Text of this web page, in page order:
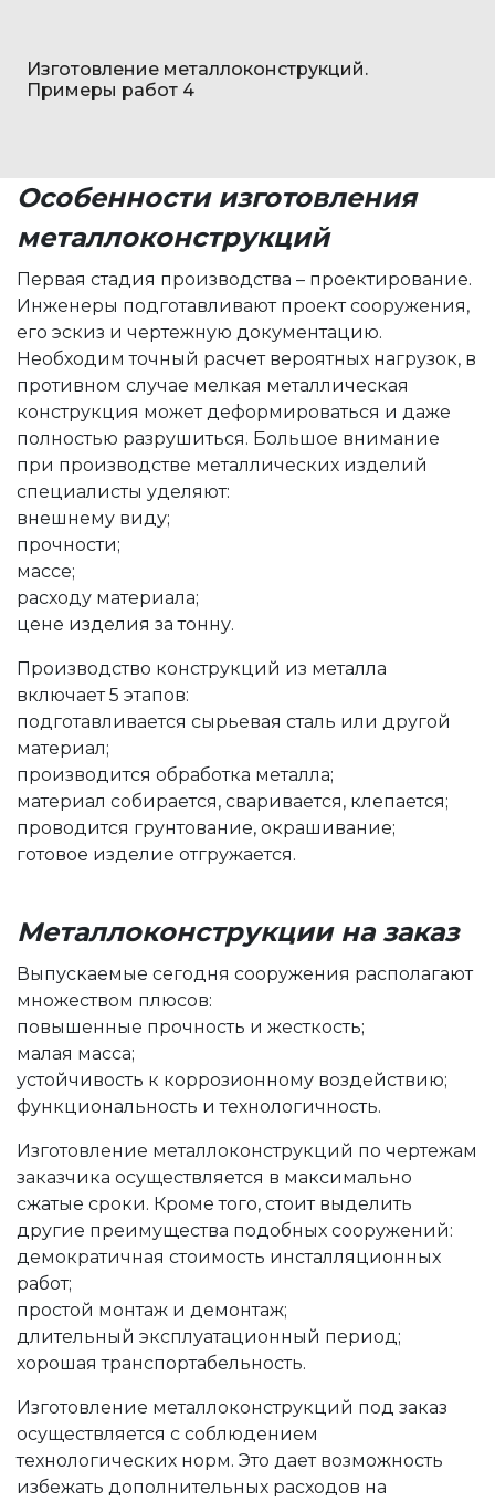
Изготовление металлоконструкций.
Примеры работ 4
Особенности изготовления
металлоконструкций
Первая стадия производства – проектирование.
Инженеры подготавливают проект сооружения,
его эскиз и чертежную документацию.
Необходим точный расчет вероятных нагрузок, в
противном случае мелкая металлическая
конструкция может деформироваться и даже
полностью разрушиться. Большое внимание
при производстве металлических изделий
специалисты уделяют:
внешнему виду;
прочности;
массе;
расходу материала;
цене изделия за тонну.
Производство конструкций из металла
включает 5 этапов:
подготавливается сырьевая сталь или другой
материал;
производится обработка металла;
материал собирается, сваривается, клепается;
проводится грунтование, окрашивание;
готовое изделие отгружается.
Металлоконструкции на заказ
Выпускаемые сегодня сооружения располагают
множеством плюсов:
повышенные прочность и жесткость;
малая масса;
устойчивость к коррозионному воздействию;
функциональность и технологичность.
Изготовление металлоконструкций по чертежам
заказчика осуществляется в максимально
сжатые сроки. Кроме того, стоит выделить
другие преимущества подобных сооружений:
демократичная стоимость инсталляционных
работ;
простой монтаж и демонтаж;
длительный эксплуатационный период;
хорошая транспортабельность.
Изготовление металлоконструкций под заказ
осуществляется с соблюдением
технологических норм. Это дает возможность
избежать дополнительных расходов на